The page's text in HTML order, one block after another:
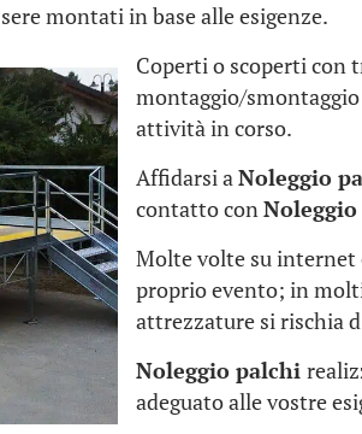
montati in base alle esigenze.
Coperti o scoperti con
montaggio/
attività in corso.
Affidarsi aNoleggio
contatto con
Molte volte su internet
proprio evento; in
attrezzature si rischia
Noleggio palchi
adeguato alle vostre